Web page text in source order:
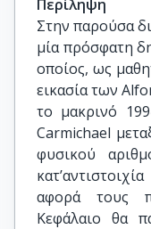
Περίληψη
Στην παρούσα
μία πρόσφατη
οποίος, ως
εικασία των
το μακρινό
Carmichael
φυσικού
αφορά τους
Κεφάλαιο θα